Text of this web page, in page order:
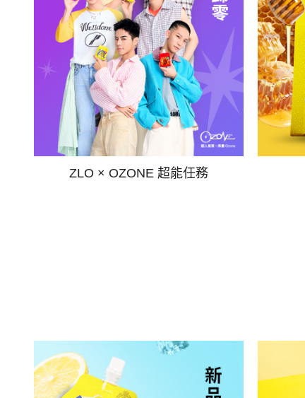
ZLO × OZONE 超能任務